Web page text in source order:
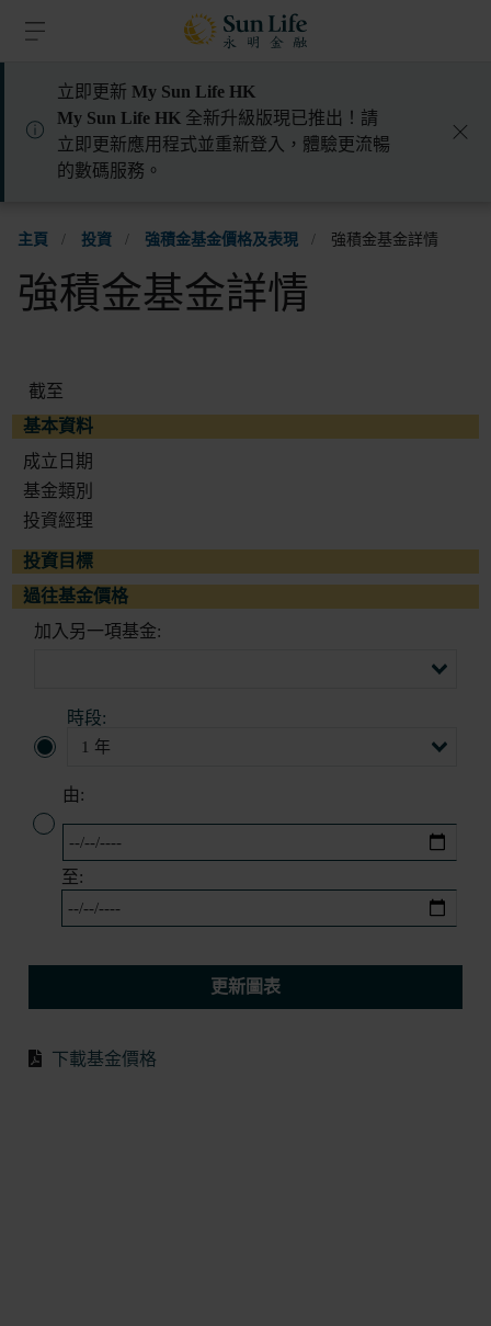
立即更新 My Sun Life HK
My Sun Life HK 全新升級版現已推出！請
立即更新應用程式並重新登入，體驗更流暢
的數碼服務。
主頁 / 投資 / 強積金基金價格及表現 / 強積金基金詳情
強積金基金詳情
截至
基本資料
成立日期
基金類別
投資經理
投資目標
過往基金價格
加入另一項基金:
時段:
由:
至:
更新圖表
下載基金價格